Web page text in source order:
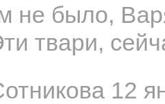
не было,
твари,
12